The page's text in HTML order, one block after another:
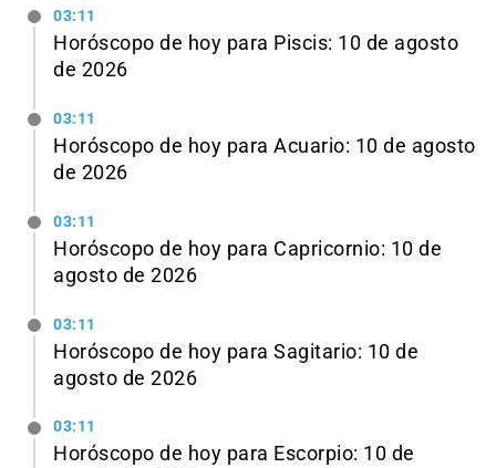
03:11
Horóscopo de hoy para Piscis: 10 de agosto
de 2026
03:11
Horóscopo de hoy para Acuario: 10 de agosto
de 2026
03:11
Horóscopo de hoy para Capricornio: 10 de
agosto de 2026
03:11
Horóscopo de hoy para Sagitario: 10 de
agosto de 2026
03:11
Horóscopo de hoy para Escorpio: 10 de